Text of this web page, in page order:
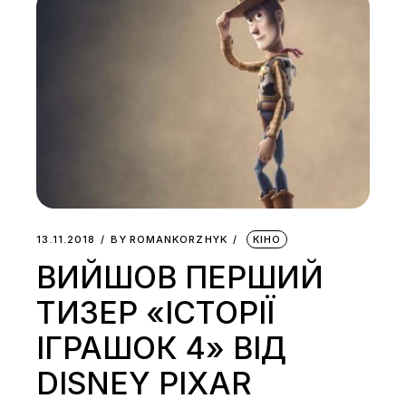
13.11.2018 BY ROMANKORZHYK КІНО
ВИЙШОВ ПЕРШИЙ
ТИЗЕР «ІСТОРІЇ
ІГРАШОК 4» ВІД
DISNEY PIXAR